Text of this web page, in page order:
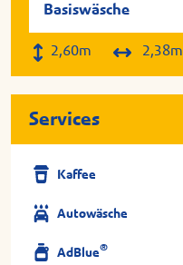
Basiswäsche
2,60m 2,38m
Services
Kaffee
Autowäsche
AdBlue®